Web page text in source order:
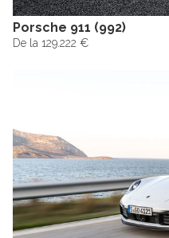
Porsche 911 (992)
De la 129.222 €